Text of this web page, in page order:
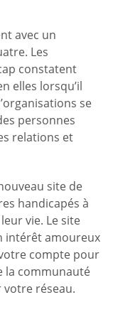
avec un
Les
constatent
elles lorsqu’il
se
personnes
relations et
site de
handicapés à
vie. Le site
intérêt amoureux
compte pour
la communauté
votre réseau.